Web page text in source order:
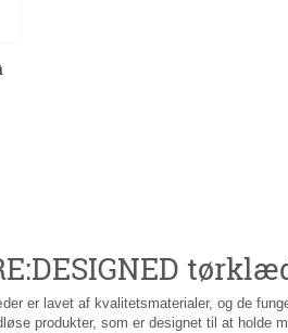
er lavet af kvalitetsmaterialer, og de
produkter, som er designet til at holde